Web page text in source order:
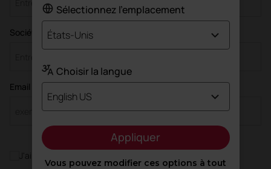
Société / Organisation *
Email *
J'ai lu et j'accepte les
Sélectionnez l'emplacement
États-Unis
Choisir la langue
English US
Appliquer
Vous pouvez modifier ces options à tout